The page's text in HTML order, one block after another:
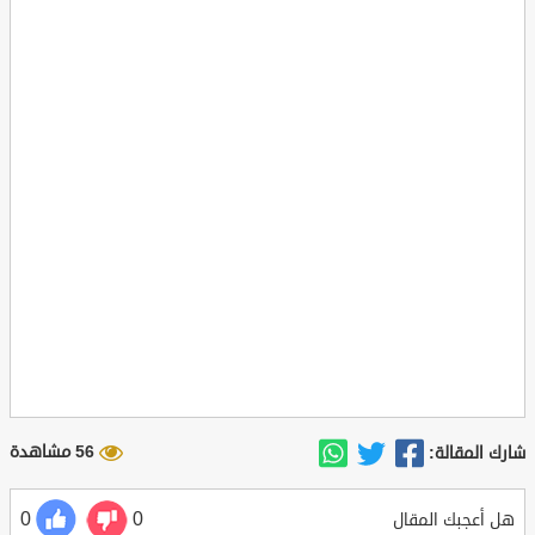
شارك المقالة: 56 مشاهدة
هل أعجبك المقال 0
0